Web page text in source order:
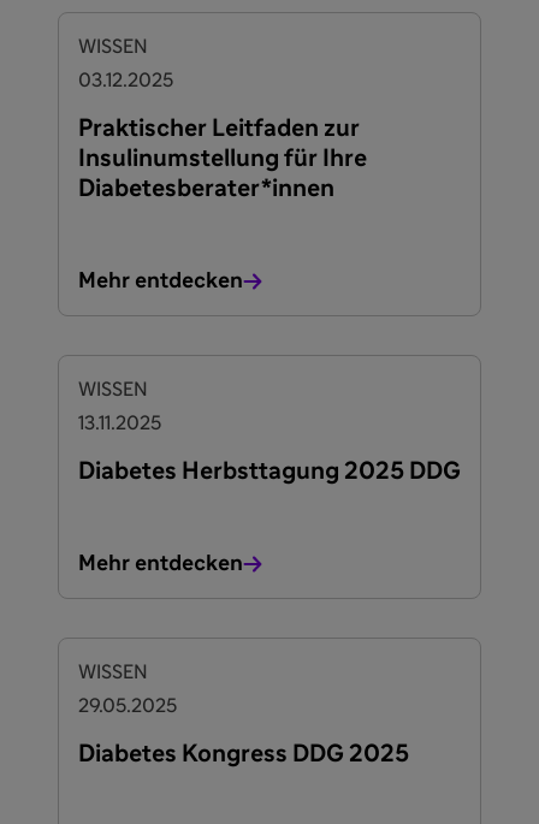
WISSEN
03.12.2025
Praktischer Leitfaden zur
Insulinumstellung für Ihre
Diabetesberater*innen
Mehr entdecken
WISSEN
13.11.2025
Diabetes Herbsttagung 2025 DDG
Mehr entdecken
WISSEN
29.05.2025
Diabetes Kongress DDG 2025